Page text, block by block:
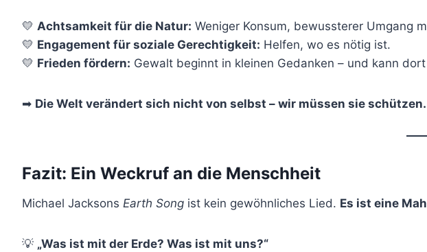
💛 Achtsamkeit für die Natur: Weniger Konsum, bewussterer Umgang
💛 Engagement für soziale Gerechtigkeit: Helfen, wo es nötig ist.
💛 Frieden fördern: Gewalt beginnt in kleinen Gedanken – und kann
➡ Die Welt verändert sich nicht von selbst – wir müssen sie schützen.
Fazit: Ein Weckruf an die Menschheit
Michael Jacksons Earth Song ist kein gewöhnliches Lied. Es ist eine
💡 „Was ist mit der Erde? Was ist mit uns?“